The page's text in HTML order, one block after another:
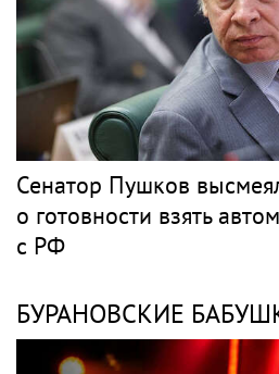
Сенатор Пушков
о готовности взять
с РФ
БУРАНОВСКИЕ